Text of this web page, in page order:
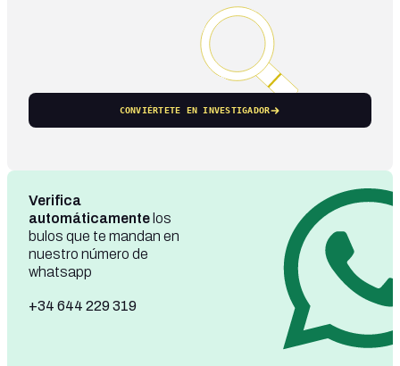
CONVIÉRTETE EN INVESTIGADOR
Verifica
automáticamente los
bulos que te mandan en
nuestro número de
whatsapp
+34 644 229 319